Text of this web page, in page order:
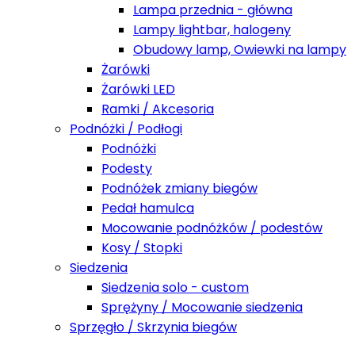
Lampa przednia - główna
Lampy lightbar, halogeny
Obudowy lamp, Owiewki na lampy
Żarówki
Żarówki LED
Ramki / Akcesoria
Podnóżki / Podłogi
Podnóżki
Podesty
Podnóżek zmiany biegów
Pedał hamulca
Mocowanie podnóżków / podestów
Kosy / Stopki
Siedzenia
Siedzenia solo - custom
Sprężyny / Mocowanie siedzenia
Sprzęgło / Skrzynia biegów